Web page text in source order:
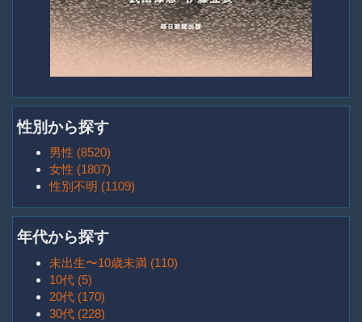
性別から探す
男性 (8520)
女性 (1807)
性別不明 (1109)
年代から探す
未出生〜10歳未満 (110)
10代 (5)
20代 (170)
30代 (228)